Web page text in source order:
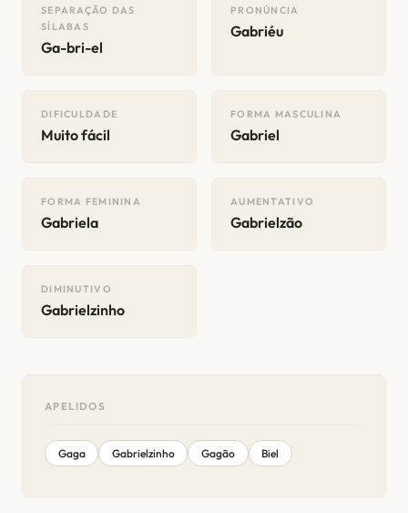
SEPARAÇÃO DAS
SÍLABAS
Ga-bri-el
PRONÚNCIA
Gabriéu
DIFICULDADE
Muito fácil
FORMA MASCULINA
Gabriel
FORMA FEMININA
Gabriela
AUMENTATIVO
Gabrielzão
DIMINUTIVO
Gabrielzinho
APELIDOS
Gaga Gabrielzinho Gagão Biel